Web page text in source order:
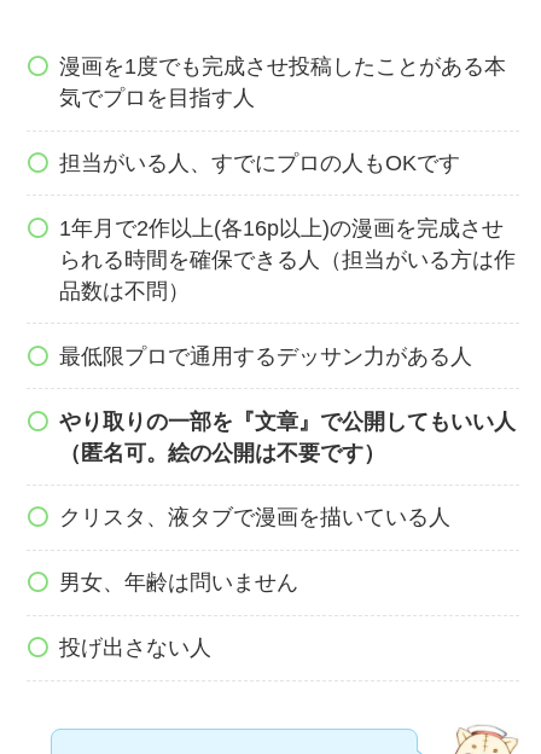
漫画を1度でも完成させ投稿したことがある本
気でプロを目指す人
担当がいる人、すでにプロの人もOKです
1年月で2作以上(各16p以上)の漫画を完成させ
られる時間を確保できる人（担当がいる方は作
品数は不問）
最低限プロで通用するデッサン力がある人
やり取りの一部を『文章』で公開してもいい人
（匿名可。絵の公開は不要です）
クリスタ、液タブで漫画を描いている人
男女、年齢は問いません
投げ出さない人